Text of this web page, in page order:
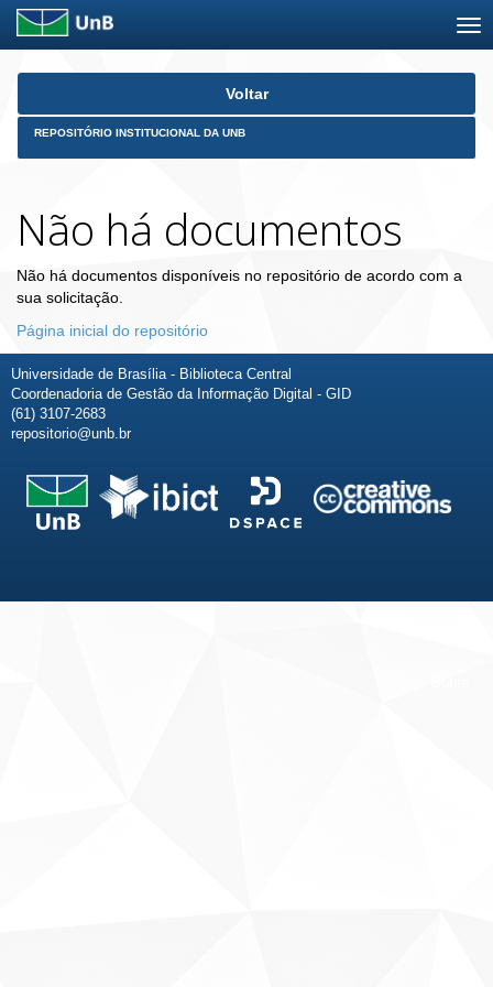
Skip
Voltar
REPOSITÓRIO INSTITUCIONAL DA UNB
Não há documentos
Não há documentos disponíveis no repositório de acordo com a
sua solicitação.
Página inicial do repositório
Universidade de Brasília - Biblioteca Central
Coordenadoria de Gestão da Informação Digital - GID
(61) 3107-2683
repositorio@unb.br